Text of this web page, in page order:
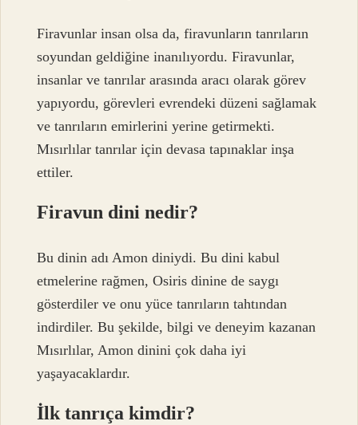
Firavunlar insan olsa da, firavunların tanrıların
soyundan geldiğine inanılıyordu. Firavunlar,
insanlar ve tanrılar arasında aracı olarak görev
yapıyordu, görevleri evrendeki düzeni sağlamak
ve tanrıların emirlerini yerine getirmekti.
Mısırlılar tanrılar için devasa tapınaklar inşa
ettiler.
Firavun dini nedir?
Bu dinin adı Amon diniydi. Bu dini kabul
etmelerine rağmen, Osiris dinine de saygı
gösterdiler ve onu yüce tanrıların tahtından
indirdiler. Bu şekilde, bilgi ve deneyim kazanan
Mısırlılar, Amon dinini çok daha iyi
yaşayacaklardır.
İlk tanrıça kimdir?